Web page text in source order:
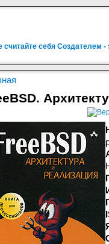
себя Создателем